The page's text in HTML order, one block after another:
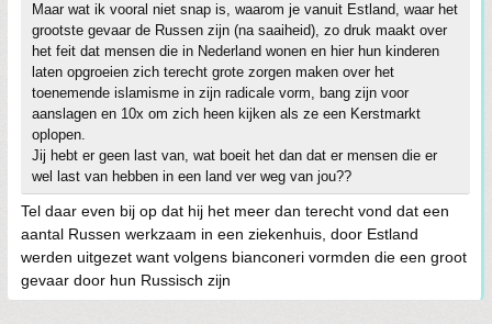
Maar wat ik vooral niet snap is, waarom je vanuit Estland, waar het
grootste gevaar de Russen zijn (na saaiheid), zo druk maakt over
het feit dat mensen die in Nederland wonen en hier hun kinderen
laten opgroeien zich terecht grote zorgen maken over het
toenemende islamisme in zijn radicale vorm, bang zijn voor
aanslagen en 10x om zich heen kijken als ze een Kerstmarkt
oplopen.
Jij hebt er geen last van, wat boeit het dan dat er mensen die er
wel last van hebben in een land ver weg van jou??
Tel daar even bij op dat hij het meer dan terecht vond dat een
aantal Russen werkzaam in een ziekenhuis, door Estland
werden uitgezet want volgens bianconeri vormden die een groot
gevaar door hun Russisch zijn